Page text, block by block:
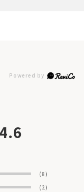
4.6
(8)
(2)